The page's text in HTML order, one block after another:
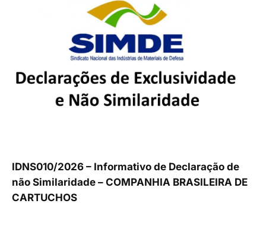
IDNS010/2026 – Informativo de Declaração de
não Similaridade – COMPANHIA BRASILEIRA DE
CARTUCHOS